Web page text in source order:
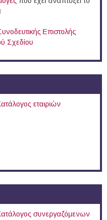
Επιστολής
Σχεδίου
εταιριών
συνεργαζόμενων